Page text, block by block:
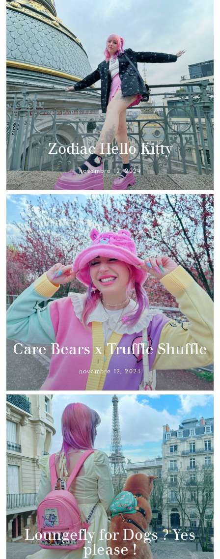
Zodiac Hello Kitty
novembre 12, 2024
Care Bears x Truffle Shuffle
novembre 12, 2024
Loungefly for Dogs ? Yes
please !